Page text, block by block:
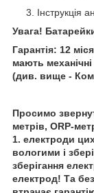
Інструкція
Увага!
Гарантія: 12
мають
(див. вище -
Просимо
метрів, ORP-
1. електроди
вологими і
зберігання
електрод! Та